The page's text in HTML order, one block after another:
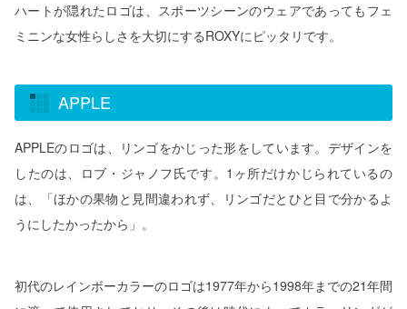
ハートが隠れたロゴは、スポーツシーンのウェアであってもフェ
ミニンな女性らしさを大切にするROXYにピッタリです。
APPLE
APPLEのロゴは、リンゴをかじった形をしています。デザインを
したのは、ロブ・ジャノフ氏です。1ヶ所だけかじられているの
は、「ほかの果物と見間違われず、リンゴだとひと目で分かるよ
うにしたかったから」。
初代のレインボーカラーのロゴは1977年から1998年までの21年間